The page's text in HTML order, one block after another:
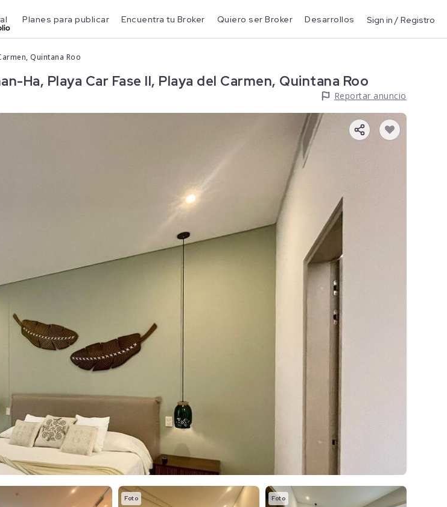
Planes para publicar Encuentra tu Broker Quiero ser Broker Desarrollos Sign in / Registro
Quintana Roo
Ha, Playa Car Fase II, Playa del Carmen, Quintana Roo
Reportar anuncio
Foto Foto